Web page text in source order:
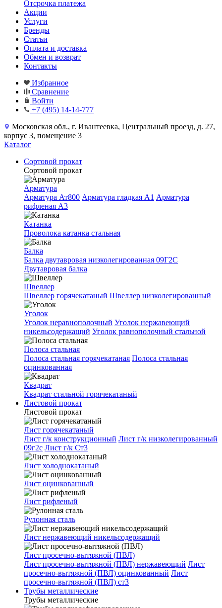
Отсрочка платежа
Акции
Услуги
Бренды
Статьи
Оплата и доставка
Обмен и возврат
Контакты
Избранное
Сравнение
Войти
+7 (495) 14-14-777
Московская обл., г. Ивантеевка, Центральный проезд, д. 27,
корпус 3, помещение 3
Каталог
Сортовой прокат
Сортовой прокат
Арматура
Арматура Ат800 Арматура гладкая A1 Арматура
рифленая A3
Катанка
Проволока катанка стальная
Балка
Балка двутавровая низколегированная 09Г2С
Двутавровая балка
Швеллер
Швеллер горячекатаный Швеллер низколегированный
Уголок
Уголок неравнополочный Уголок нержавеющий
никельсодержащий Уголок равнополочный стальной
Полоса стальная
Полоса стальная горячекатаная Полоса стальная
оцинкованная
Квадрат
Квадрат стальной горячекатаный
Листовой прокат
Листовой прокат
Лист горячекатаный
Лист г/к конструкционный Лист г/к низколегированный
09г2с Лист г/к Ст3
Лист холоднокатаный
Лист оцинкованный
Лист рифленый
Рулонная сталь
Лист нержавеющий никельсодержащий
Лист просечно-вытяжной (ПВЛ)
Лист просечно-вытяжной (ПВЛ) нержавеющий Лист
просечно-вытяжной (ПВЛ) оцинкованный Лист
просечно-вытяжной (ПВЛ) ст3
Трубы металлические
Трубы металлические